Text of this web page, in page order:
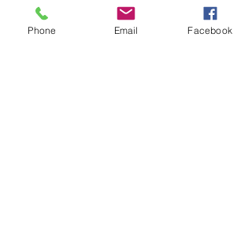
appropriée.
Phone Email Facebook